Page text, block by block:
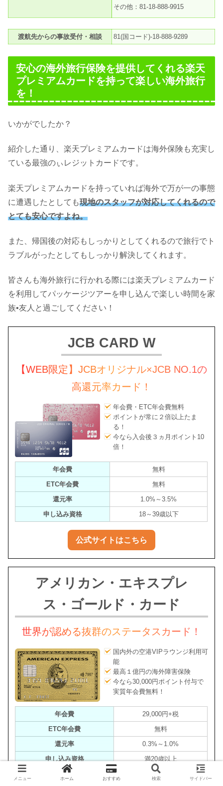
その他：81‐18-888-9915
渡航先からの事故受付・相談 81(国コード)-18-888-9289
安心の海外旅行保険を提供してくれる楽天
プレミアムカードを持って楽しい海外旅行
を！
いかがでしたか？
紹介した通り、楽天プレミアムカードは海外保険も充実し
ている最強のぃレジットカードです。
楽天プレミアムカードを持っていれば海外で万が一の事態
に遭遇したとしても現地のスタッフが対応してくれるので
とても安心ですよね。
また、帰国後の対応もしっかりとしてくれるので旅行でト
ラブルがったとしてもしっかり解決してくれます。
皆さんも海外旅行に行かれる際には楽天プレミアムカード
を利用してパッケージツアーを申し込んで楽しい時間を家
族•友人と過ごしてください！
JCB CARD W
【WEB限定】JCBオリジナル×JCB NO.1の
高還元率カード！
年会費・ETC年会費無料
ポイントが常に２倍以上たま
る！
今なら入会後３ヵ月ポイント10
倍！
年会費
無料
ETC年会費
無料
還元率
1.0%～3.5%
申し込み資格
18～39歳以下
公式サイトはこちら
アメリカン・エキスプレ
ス・ゴールド・カード
世界が認める抜群のステータスカード！
国内外の空港VIPラウンジ利用可
能
最高１億円の海外障害保険
今なら30,000円ポイント付与で
実質年会費無料！
年会費
29,000円+税
ETC年会費
無料
還元率
0.3%～1.0%
申し込み資格
満20歳以上
メニュー ホーム おすすめ 検索 サイドバー